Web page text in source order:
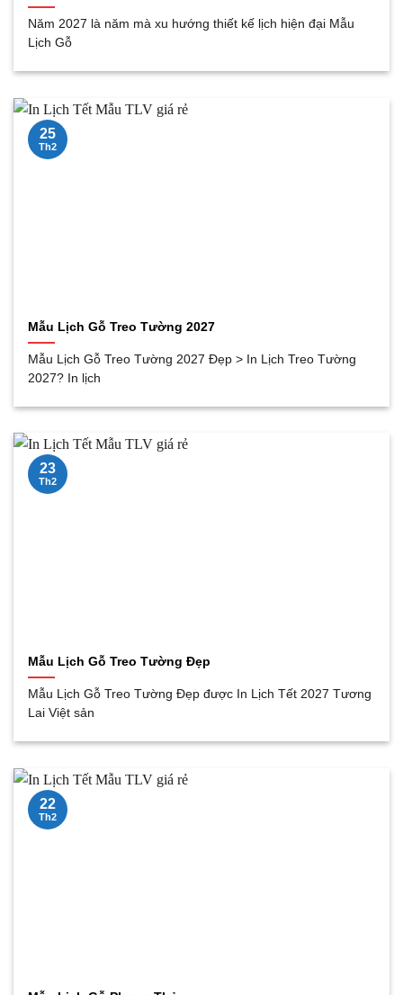
Năm 2027 là năm mà xu hướng thiết kế lịch hiện đại Mẫu
Lịch Gỗ
Mẫu Lịch Gỗ Treo Tường 2027
Mẫu Lịch Gỗ Treo Tường 2027 Đẹp > In Lịch Treo Tường
2027? In lịch
25
Th2
Mẫu Lịch Gỗ Treo Tường Đẹp
Mẫu Lịch Gỗ Treo Tường Đẹp được In Lịch Tết 2027 Tương
Lai Việt sản
23
Th2
22
Th2